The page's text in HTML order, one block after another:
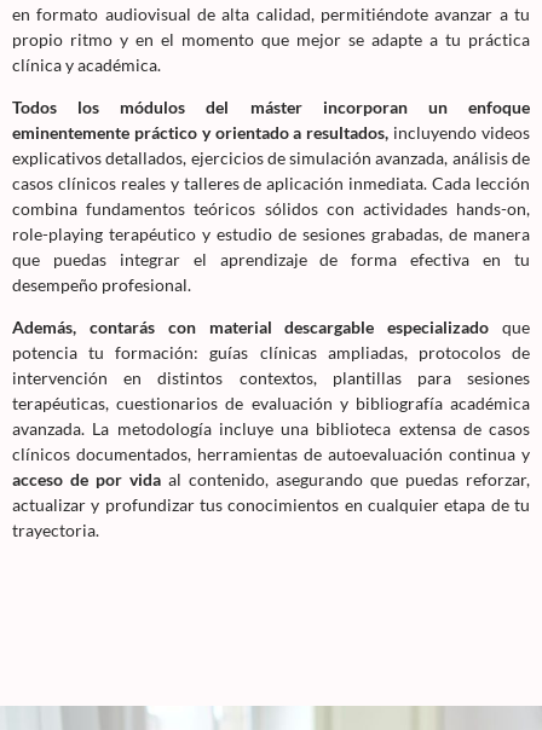
en formato audiovisual de alta calidad, permitiéndote avanzar a tu
propio ritmo y en el momento que mejor se adapte a tu práctica
clínica y académica.
Todos los módulos del máster incorporan un enfoque
eminentemente práctico y orientado a resultados, incluyendo videos
explicativos detallados, ejercicios de simulación avanzada, análisis de
casos clínicos reales y talleres de aplicación inmediata. Cada lección
combina fundamentos teóricos sólidos con actividades hands-on,
role-playing terapéutico y estudio de sesiones grabadas, de manera
que puedas integrar el aprendizaje de forma efectiva en tu
desempeño profesional.
Además, contarás con material descargable especializado que
potencia tu formación: guías clínicas ampliadas, protocolos de
intervención en distintos contextos, plantillas para sesiones
terapéuticas, cuestionarios de evaluación y bibliografía académica
avanzada. La metodología incluye una biblioteca extensa de casos
clínicos documentados, herramientas de autoevaluación continua y
acceso de por vida al contenido, asegurando que puedas reforzar,
actualizar y profundizar tus conocimientos en cualquier etapa de tu
trayectoria.